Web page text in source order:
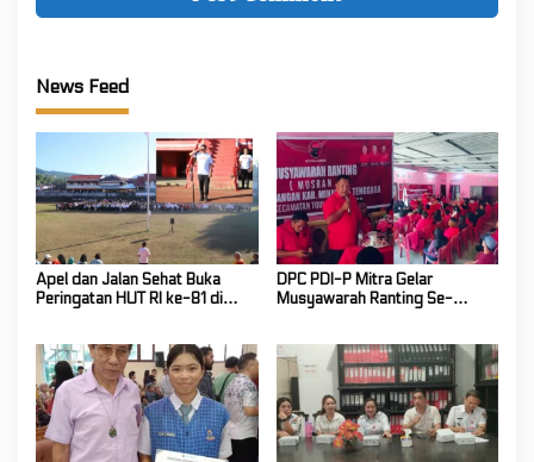
News Feed
Apel dan Jalan Sehat Buka
Peringatan HUT RI ke-81 di
DPC PDI-P Mitra Gelar
Musyawarah Ranting Se-